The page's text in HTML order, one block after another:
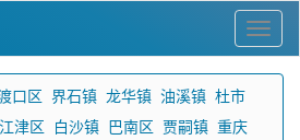
口区 界石镇 龙华镇 油溪镇 杜市
江津区 白沙镇 巴南区 贾嗣镇 重庆